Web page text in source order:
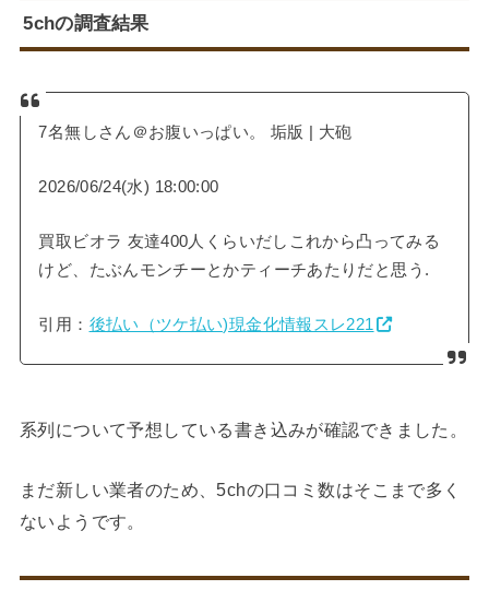
5chの調査結果
7名無しさん＠お腹いっぱい。 垢版 | 大砲
2026/06/24(水) 18:00:00
買取ビオラ 友達400人くらいだしこれから凸ってみる
けど、たぶんモンチーとかティーチあたりだと思う.
引用： 後払い（ツケ払い)現金化情報スレ221
系列について予想している書き込みが確認できました。
まだ新しい業者のため、5chの口コミ数はそこまで多く
ないようです。